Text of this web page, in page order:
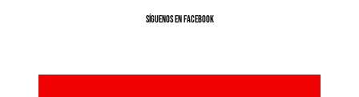
SíGUENOS EN FACEBOOK